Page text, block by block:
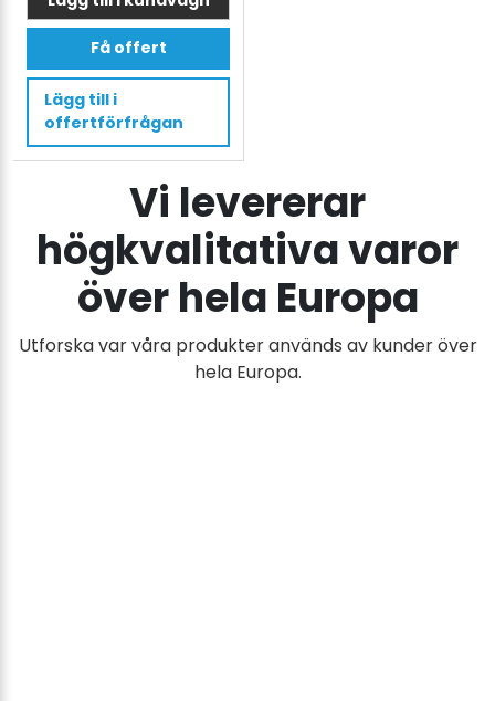
Den
produkten
har
flera
varianter.
alternativen
kan
produktsidan
Få offert
Lägg till i
offertförfrågan
Vi levererar
högkvalitativa varor
över hela Europa
Utforska var våra produkter används av kunder över
hela Europa.